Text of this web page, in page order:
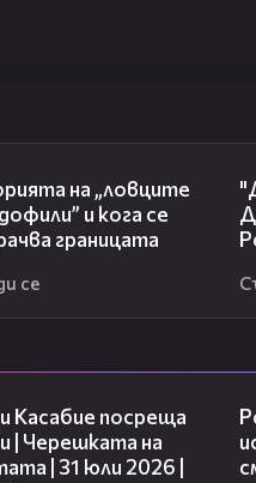
на „ловците
и кога се
границата
се
Касабие посреща
| Черешката на
| 31 юли 2026 |